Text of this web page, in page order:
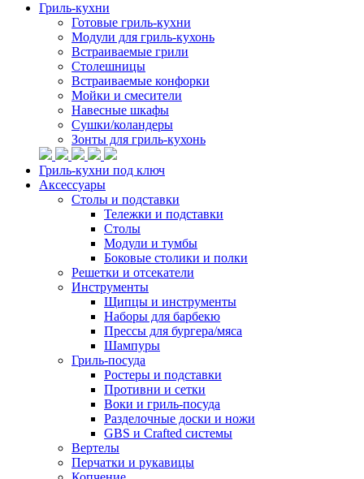
Гриль-кухни
Готовые гриль-кухни
Модули для гриль-кухонь
Встраиваемые грили
Столешницы
Встраиваемые конфорки
Мойки и смесители
Навесные шкафы
Сушки/коландеры
Зонты для гриль-кухонь
Гриль-кухни под ключ
Аксессуары
Столы и подставки
Тележки и подставки
Столы
Модули и тумбы
Боковые столики и полки
Решетки и отсекатели
Инструменты
Щипцы и инструменты
Наборы для барбекю
Прессы для бургера/мяса
Шампуры
Гриль-посуда
Ростеры и подставки
Противни и сетки
Воки и гриль-посуда
Разделочные доски и ножи
GBS и Crafted системы
Вертелы
Перчатки и рукавицы